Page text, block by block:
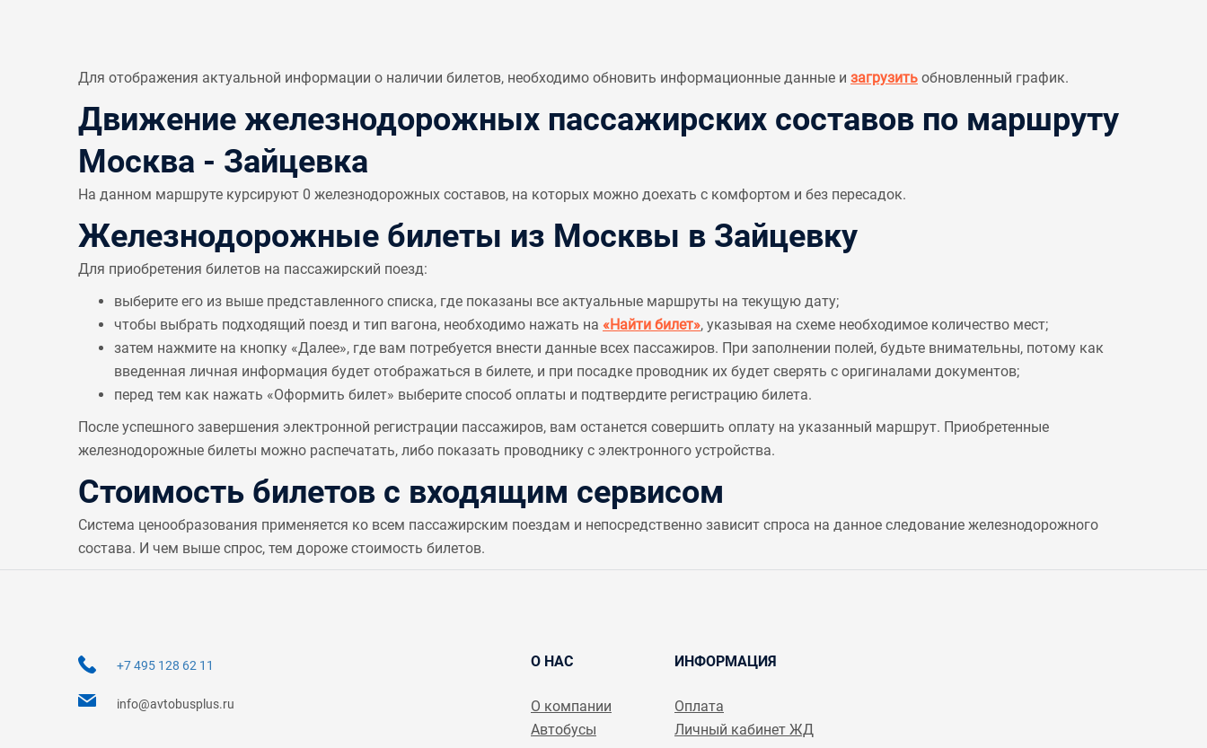
Для отображения актуальной информации о наличии билетов, необходимо обновить информационные данные и загрузить обновленный график.
Движение железнодорожных пассажирских составов по маршруту
Москва - Зайцевка
На данном маршруте курсируют 0 железнодорожных составов, на которых можно доехать с комфортом и без пересадок.
Железнодорожные билеты из Москвы в Зайцевку
Для приобретения билетов на пассажирский поезд:
выберите его из выше представленного списка, где показаны все актуальные маршруты на текущую дату;
чтобы выбрать подходящий поезд и тип вагона, необходимо нажать на «Найти билет», указывая на схеме необходимое количество мест;
затем нажмите на кнопку «Далее», где вам потребуется внести данные всех пассажиров. При заполнении полей, будьте внимательны, потому как
введенная личная информация будет отображаться в билете, и при посадке проводник их будет сверять с оригиналами документов;
перед тем как нажать «Оформить билет» выберите способ оплаты и подтвердите регистрацию билета.
После успешного завершения электронной регистрации пассажиров, вам останется совершить оплату на указанный маршрут. Приобретенные
железнодорожные билеты можно распечатать, либо показать проводнику с электронного устройства.
Стоимость билетов с входящим сервисом
Система ценообразования применяется ко всем пассажирским поездам и непосредственно зависит спроса на данное следование железнодорожного
состава. И чем выше спрос, тем дороже стоимость билетов.
+7 495 128 62 11
info@avtobusplus.ru
О НАС
О компании
Автобусы
ИНФОРМАЦИЯ
Оплата
Личный кабинет ЖД